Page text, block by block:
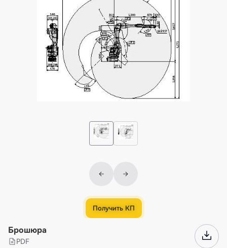
Получить КП
Брошюра
PDF